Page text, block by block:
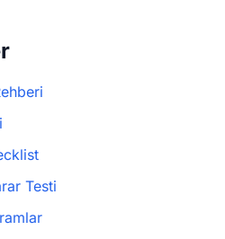
Testi